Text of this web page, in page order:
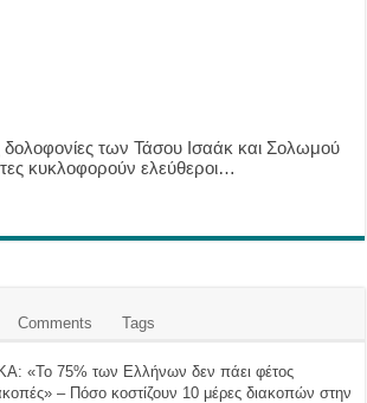
δολοφονίες των Τάσου Ισαάκ και Σολωμού
κυκλοφορούν ελεύθεροι…
Comments Tags
«Το 75% των Ελλήνων δεν πάει φέτος
– Πόσο κοστίζουν 10 μέρες διακοπών στην